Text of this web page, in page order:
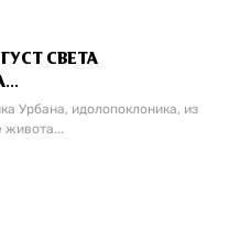
СВЕТА
Урбана, идолопоклоника, из
живота...